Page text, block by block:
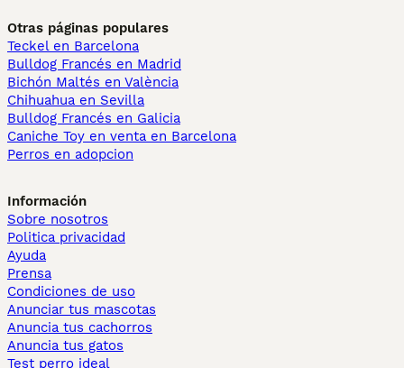
Otras páginas populares
Teckel en Barcelona
Bulldog Francés en Madrid
Bichón Maltés en València
Chihuahua en Sevilla
Bulldog Francés en Galicia
Caniche Toy en venta en Barcelona
Perros en adopcion
Información
Sobre nosotros
Politica privacidad
Ayuda
Prensa
Condiciones de uso
Anunciar tus mascotas
Anuncia tus cachorros
Anuncia tus gatos
Test perro ideal